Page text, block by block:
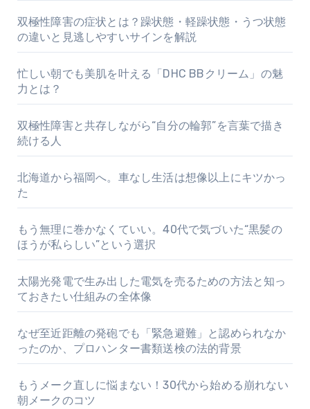
双極性障害の症状とは？躁状態・軽躁状態・うつ状態
の違いと見逃しやすいサインを解説
忙しい朝でも美肌を叶える「DHC BBクリーム」の魅
力とは？
双極性障害と共存しながら“自分の輪郭”を言葉で描き
続ける人
北海道から福岡へ。車なし生活は想像以上にキツかっ
た
もう無理に巻かなくていい。40代で気づいた“黒髪の
ほうが私らしい”という選択
太陽光発電で生み出した電気を売るための方法と知っ
ておきたい仕組みの全体像
なぜ至近距離の発砲でも「緊急避難」と認められなか
ったのか、プロハンター書類送検の法的背景
もうメーク直しに悩まない！30代から始める崩れない
朝メークのコツ